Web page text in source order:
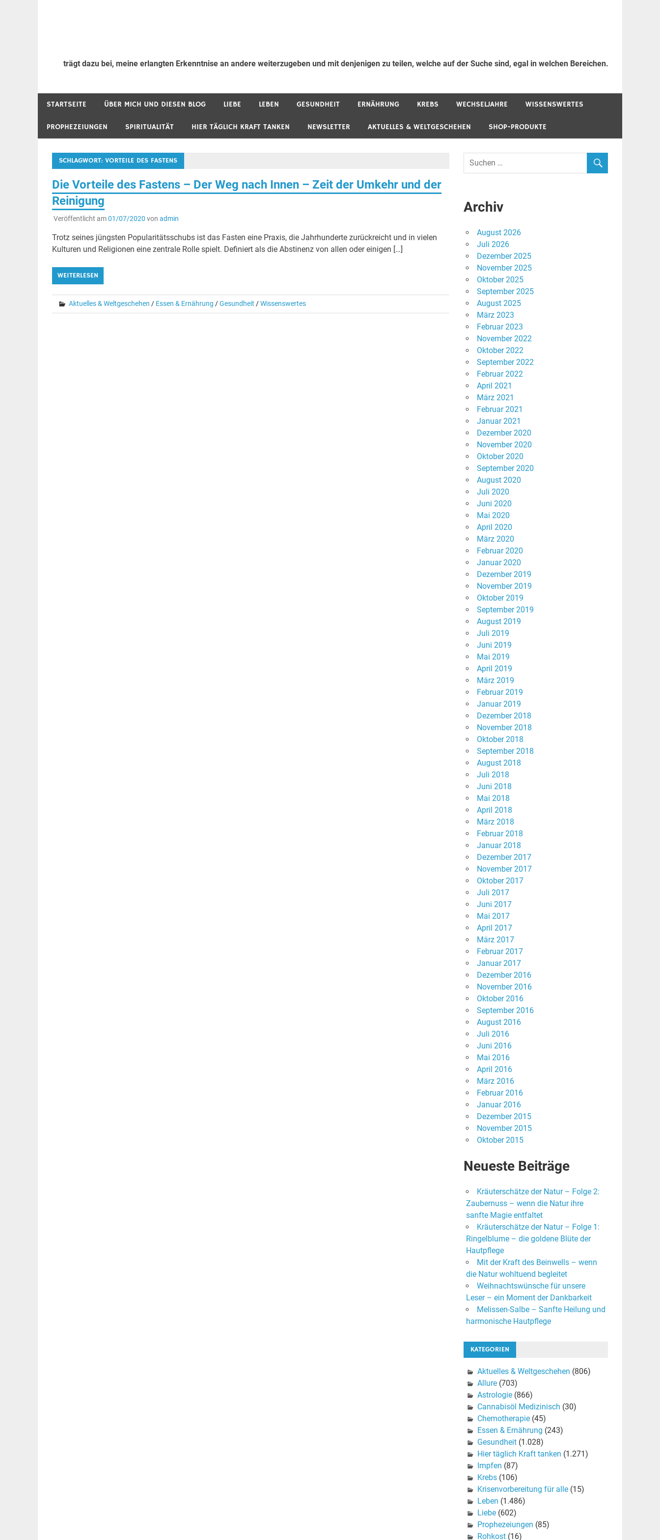
trägt dazu bei, meine erlangten Erkenntnise an andere weiterzugeben und mit denjenigen zu teilen, welche auf der Suche sind, egal in welchen Bereichen.
STARTSEITE ÜBER MICH UND DIESEN BLOG LIEBE LEBEN GESUNDHEIT ERNÄHRUNG KREBS WECHSELJAHRE WISSENSWERTES
PROPHEZEIUNGEN SPIRITUALITÄT HIER TÄGLICH KRAFT TANKEN NEWSLETTER AKTUELLES & WELTGESCHEHEN SHOP-PRODUKTE
SCHLAGWORT: VORTEILE DES FASTENS
Die Vorteile des Fastens – Der Weg nach Innen – Zeit der Umkehr und der
Reinigung
Veröffentlicht am01/07/2020 von admin
Trotz seines jüngsten Popularitätsschubs ist das Fasten eine Praxis, die Jahrhunderte zurückreicht und in vielen
Kulturen und Religionen eine zentrale Rolle spielt. Definiert als die Abstinenz von allen oder einigen […]
WEITERLESEN
Aktuelles & Weltgeschehen / Essen & Ernährung /Gesundheit /Wissenswertes
Archiv
August 2026
Juli 2026
Dezember 2025
November 2025
Oktober 2025
September 2025
August 2025
März 2023
Februar 2023
November 2022
Oktober 2022
September 2022
Februar 2022
April 2021
März 2021
Februar 2021
Januar 2021
Dezember 2020
November 2020
Oktober 2020
September 2020
August 2020
Juli 2020
Juni 2020
Mai 2020
April 2020
März 2020
Februar 2020
Januar 2020
Dezember 2019
November 2019
Oktober 2019
September 2019
August 2019
Juli 2019
Juni 2019
Mai 2019
April 2019
März 2019
Februar 2019
Januar 2019
Dezember 2018
November 2018
Oktober 2018
September 2018
August 2018
Juli 2018
Juni 2018
Mai 2018
April 2018
März 2018
Februar 2018
Januar 2018
Dezember 2017
November 2017
Oktober 2017
Juli 2017
Juni 2017
Mai 2017
April 2017
März 2017
Februar 2017
Januar 2017
Dezember 2016
November 2016
Oktober 2016
September 2016
August 2016
Juli 2016
Juni 2016
Mai 2016
April 2016
März 2016
Februar 2016
Januar 2016
Dezember 2015
November 2015
Oktober 2015
Neueste Beiträge
Kräuterschätze der Natur – Folge 2:
Zaubernuss – wenn die Natur ihre
sanfte Magie entfaltet
Kräuterschätze der Natur – Folge 1:
Ringelblume – die goldene Blüte der
Hautpflege
Mit der Kraft des Beinwells – wenn
die Natur wohltuend begleitet
Weihnachtswünsche für unsere
Leser – ein Moment der Dankbarkeit
Melissen-Salbe – Sanfte Heilung und
harmonische Hautpflege
KATEGORIEN
Aktuelles & Weltgeschehen (806)
Allure(703)
Astrologie(866)
Cannabisöl Medizinisch (30)
Chemotherapie(45)
Essen & Ernährung (243)
Gesundheit(1.028)
Hier täglich Kraft tanken (1.271)
Impfen (87)
Krebs(106)
Krisenvorbereitung für alle(15)
Leben (1.486)
Liebe(602)
Prophezeiungen (85)
Rohkost(16)